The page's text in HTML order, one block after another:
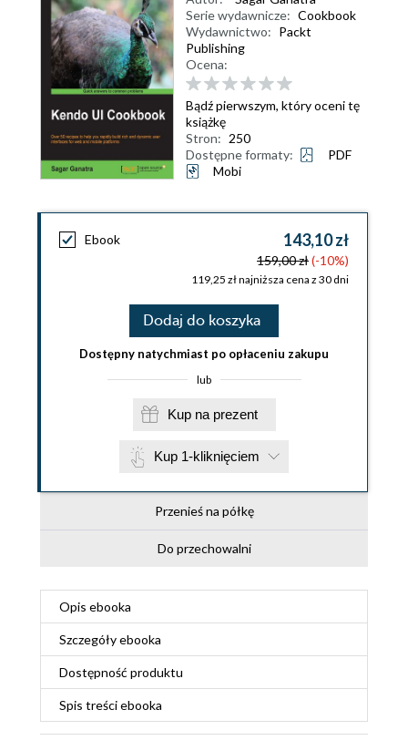
Serie wydawnicze: Cookbook
Wydawnictwo: Packt
Publishing
Ocena:
Bądź pierwszym, który oceni tę
książkę
Stron: 250
Dostępne formaty:
PDF
Mobi
Ebook 143,10 zł
159,00 zł(-10%)
119,25 zł najniższa cena z 30 dni
Dodaj do koszyka
Dostępny natychmiast po opłaceniu zakupu
lub
Kup na prezent
Kup 1-kliknięciem
Przenieś na półkę
Do przechowalni
Opis ebooka
Szczegółyebooka
Dostępność produktu
Spis treściebooka